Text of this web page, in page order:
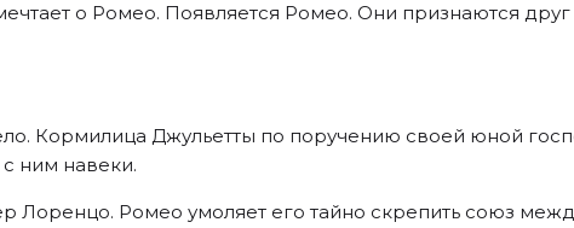
о Ромео. Появляется Ромео. Они признаются
Кормилица Джульетты по поручению своей юной
ним навеки.
Лоренцо. Ромео умоляет его тайно скрепить союз